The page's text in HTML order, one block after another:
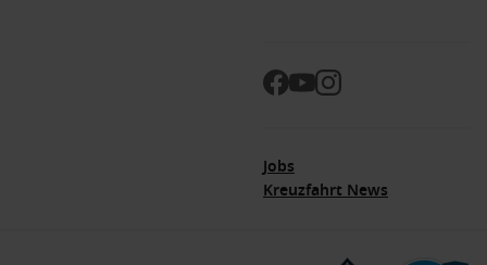
Jobs
Kreuzfahrt News